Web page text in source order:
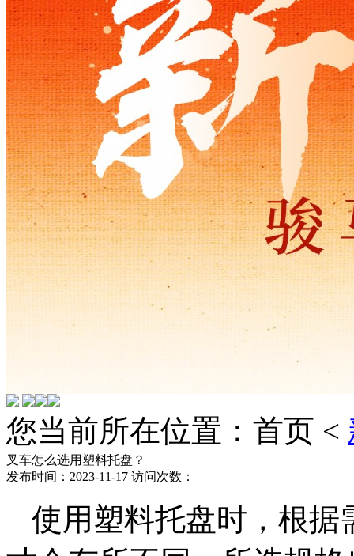
您当前所在位置：首页 <
叉车怎么选用塑料托盘？
发布时间：2023-11-17 访问次数：
使用塑料托盘时，根据